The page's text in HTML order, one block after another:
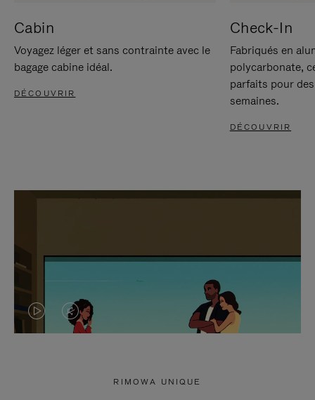
Cabin
Voyagez léger et sans contrainte avec le
bagage cabine idéal.
DÉCOUVRIR
Check-In
Fabriqués en
polycarbonate,
parfaits pour
semaines.
DÉCOUVRIR
LA LE
RIMOWA UNIQUE